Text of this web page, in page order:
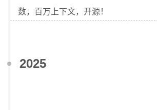
数，百万上下文，开源！
2025